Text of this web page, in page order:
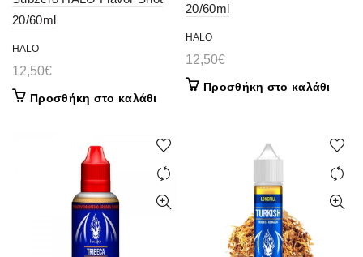
20/60ml
HALO
12,50€
Προσθήκη στο καλάθι
20/60ml
HALO
12,50€
Προσθήκη στο καλάθι